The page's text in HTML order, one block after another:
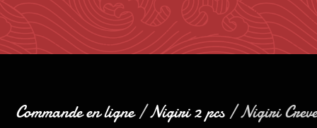
Commande en ligne/Nigiri 2 pcs/ Nigiri